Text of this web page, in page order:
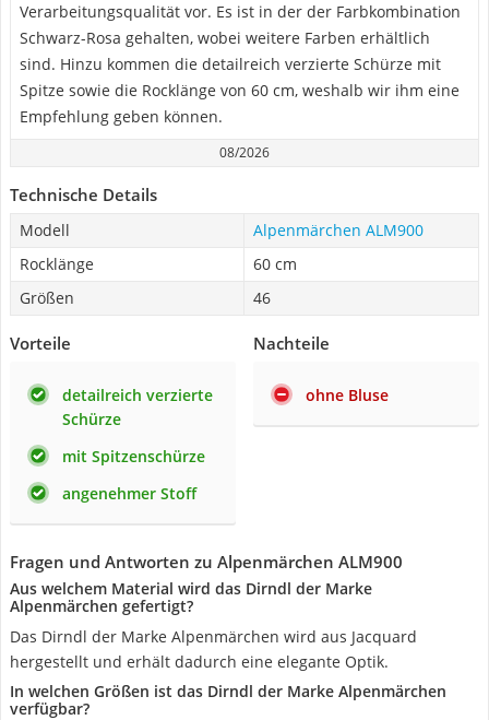
Verarbeitungsqualität vor. Es ist in der der Farbkombination
Schwarz-Rosa gehalten, wobei weitere Farben erhältlich
sind. Hinzu kommen die detailreich verzierte Schürze mit
Spitze sowie die Rocklänge von 60 cm, weshalb wir ihm eine
Empfehlung geben können.
08/2026
Technische Details
Modell
Alpenmärchen ALM900
Rocklänge
60 cm
Größen
46
Vorteile
detailreich verzierte
Schürze
mit Spitzenschürze
angenehmer Stoff
Nachteile
ohne Bluse
Fragen und Antworten zu Alpenmärchen ALM900
Aus welchem Material wird das Dirndl der Marke
Alpenmärchen gefertigt?
Das Dirndl der Marke Alpenmärchen wird aus Jacquard
hergestellt und erhält dadurch eine elegante Optik.
In welchen Größen ist das Dirndl der Marke Alpenmärchen
verfügbar?